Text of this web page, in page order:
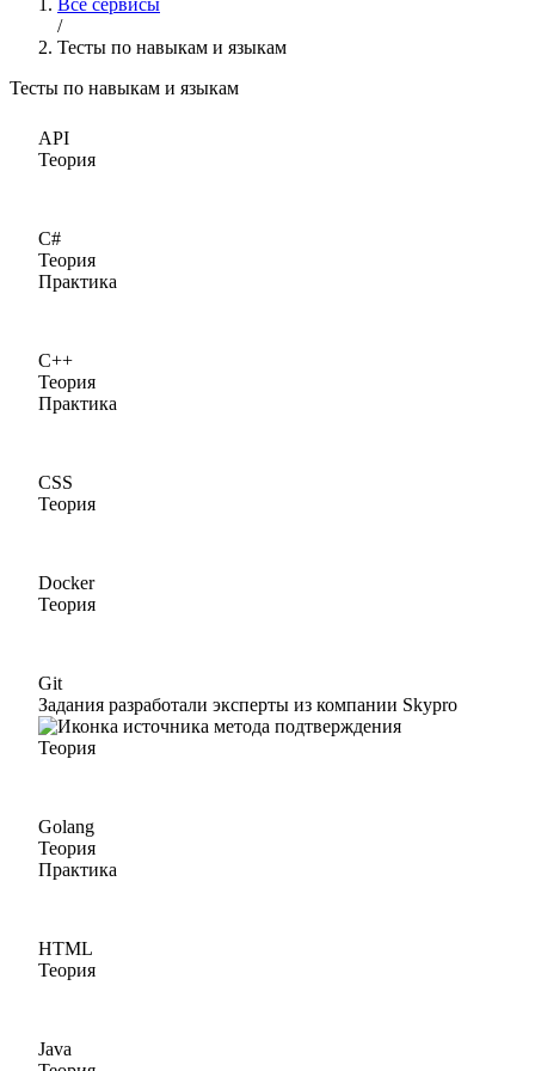
Все сервисы
/
Тесты по навыкам и языкам
Тесты по навыкам и языкам
API
Теория
C#
Теория
Практика
C++
Теория
Практика
CSS
Теория
Docker
Теория
Git
Задания разработали эксперты из компании Skypro
Теория
Golang
Теория
Практика
HTML
Теория
Java